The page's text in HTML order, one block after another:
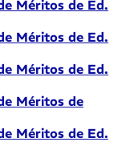
Méritos de Ed.
Méritos de Ed.
Méritos de Ed.
Méritos de
Méritos de Ed.